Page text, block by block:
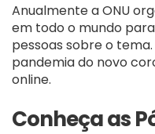
Anualmente a ONU
em todo o mundo
pessoas sobre o
pandemia do novo
online.
Conheça as